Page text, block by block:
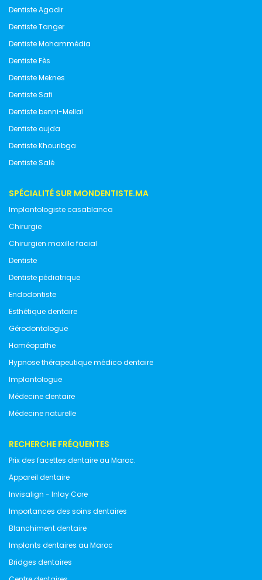
Dentiste Agadir
Dentiste Tanger
Dentiste Mohammédia
Dentiste Fès
Dentiste Meknes
Dentiste Safi
Dentiste benni-Mellal
Dentiste oujda
Dentiste Khouribga
Dentiste Salé
SPÉCIALITÉ SUR MONDENTISTE.MA
Implantologiste casablanca
Chirurgie
Chirurgien maxillo facial
Dentiste
Dentiste pédiatrique
Endodontiste
Esthétique dentaire
Gérodontologue
Homéopathe
Hypnose thérapeutique médico dentaire
Implantologue
Médecine dentaire
Médecine naturelle
RECHERCHE FRÉQUENTES
Prix des facettes dentaire au Maroc.
Appareil dentaire
Invisalign - Inlay Core
Importances des soins dentaires
Blanchiment dentaire
Implants dentaires au Maroc
Bridges dentaires